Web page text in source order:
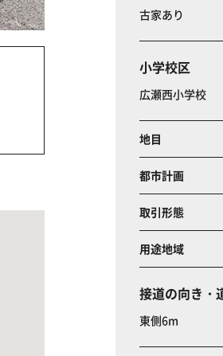
古家あり
小学校区
広瀬西小学校
地目
都市計画
取引形態
用途地域
接道の向き・
東側6m